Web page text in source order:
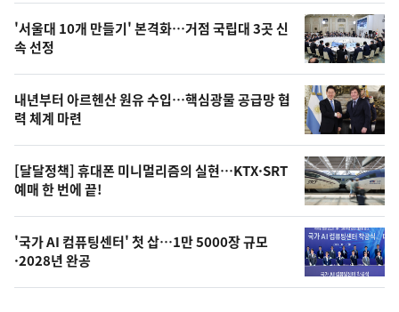
오
늘
의
영
상
오
늘
의
사
진
'서울대 10개 만들기' 본격화…거점 국립대 3곳 신
속 선정
내년부터 아르헨산 원유 수입…핵심광물 공급망 협
력 체계 마련
[달달정책] 휴대폰 미니멀리즘의 실현…KTX·SRT
예매 한 번에 끝!
'국가 AI 컴퓨팅센터' 첫 삽…1만 5000장 규모
·2028년 완공